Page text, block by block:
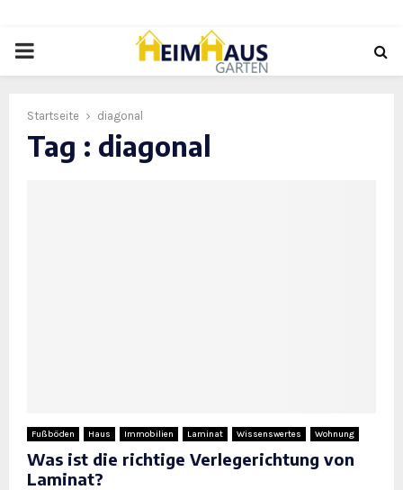
PRIMARY
Startseite diagonal
Tag : diagonal
Fußböden Haus Immobilien Laminat Wissenswertes Wohnung
Was ist die richtige Verlegerichtung von
Laminat?